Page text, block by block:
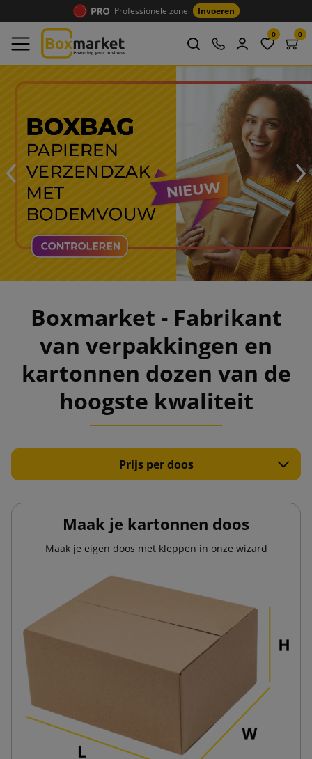
Professionele zone Invoeren
0 0
Boxmarket - Fabrikant
van verpakkingen en
kartonnen dozen van de
hoogste kwaliteit
Prijs per doos
Maak je kartonnen doos
Maak je eigen doos met kleppen in onze wizard